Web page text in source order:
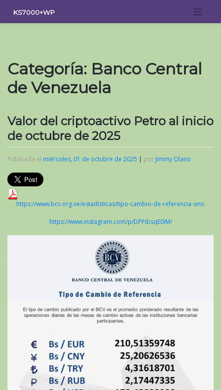
contenido
KS7000+WP
Categoría: Banco Central
de Venezuela
Valor del criptoactivo Petro al inicio
de octubre de 2025
Publicada el miércoles, 01 de octubre de 2025 | por Jimmy Olano
https://www.bcv.org.ve/estadisticas/tipo-cambio-de-referencia-smc
https://www.instagram.com/p/DPPibsqE0iM/